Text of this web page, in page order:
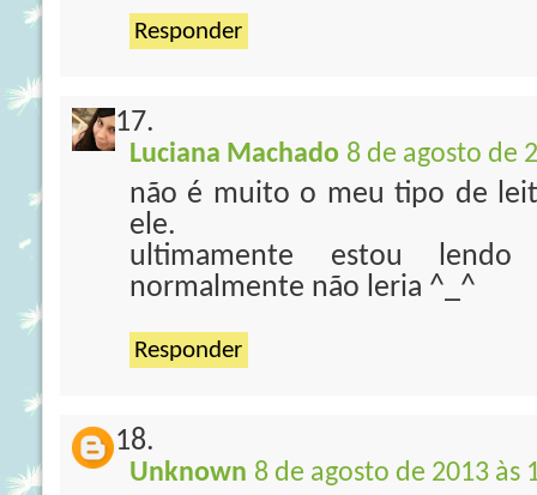
Responder
Luciana Machado 8 de agosto de
não é muito o meu tipo de
ele.
ultimamente estou
normalmente não leria ^_^
Responder
Unknown 8 de agosto de 2013 às